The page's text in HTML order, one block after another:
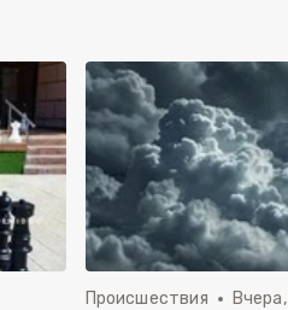
Происшествия